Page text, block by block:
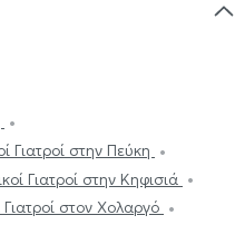
Γιατροί στην Πεύκη
Γιατροί στην Κηφισιά
Γιατροί στον Χολαργό